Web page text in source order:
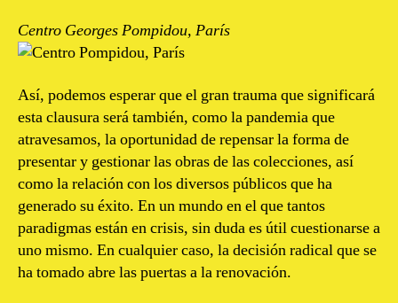
Centro Georges Pompidou, París
Así, podemos esperar que el gran trauma que significará
esta clausura será también, como la pandemia que
atravesamos, la oportunidad de repensar la forma de
presentar y gestionar las obras de las colecciones, así
como la relación con los diversos públicos que ha
generado su éxito. En un mundo en el que tantos
paradigmas están en crisis, sin duda es útil cuestionarse a
uno mismo. En cualquier caso, la decisión radical que se
ha tomado abre las puertas a la renovación.